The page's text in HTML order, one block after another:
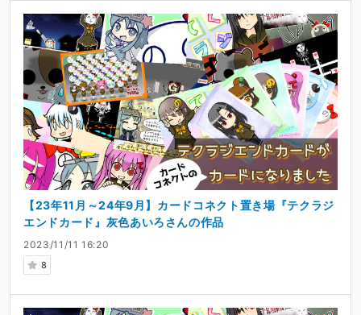
2023/11/11 16:20
8
【23年11月～24年9月】カードコネクト置き場『テクラジ
エンドカード』灰色あいろさんの作品